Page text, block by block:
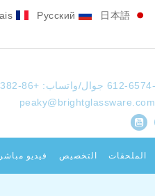
Pусский
جوال/واتساب: +86-1382-6574-612
peaky@brightglassware.com
الملحقات التخصيص فيديو مباشر